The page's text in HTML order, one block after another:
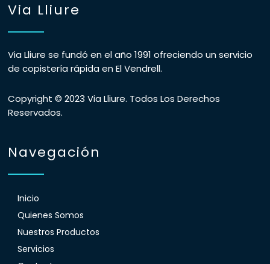
Via Lliure
Via Lliure se fundó en el año 1991 ofreciendo un servicio
de copistería rápida en El Vendrell.
Copyright © 2023 Via Lliure. Todos Los Derechos
Reservados.
Navegación
Inicio
Quienes Somos
Nuestros Productos
Servicios